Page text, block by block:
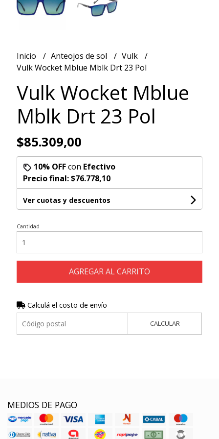
Inicio Anteojos de sol
Vulk
Vulk Wocket Mblue Mblk Drt 23 Pol
Vulk Wocket Mblue
Mblk Drt 23 Pol
$85.309,00
10% OFFcon Efectivo
Precio final:$76.778,10
Ver cuotas y descuentos
Cantidad
AGREGAR AL CARRITO
Calculá el costo de envío
CALCULAR
MEDIOS DE PAGO